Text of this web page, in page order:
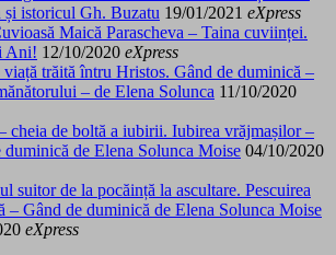
și istoricul Gh. Buzatu 19/01/2021 eXpress
Maică Parascheva – Taina cuviinței.
Ani! 12/10/2020 eXpress
viață trăită întru Hristos. Gând de duminică –
– de Elena Solunca 11/10/2020
cheia de boltă a iubirii. Iubirea vrăjmașilor –
duminică de Elena Solunca Moise 04/10/2020
suitor de la pocăință la ascultare. Pescuirea
– Gând de duminică de Elena Solunca Moise
eXpress